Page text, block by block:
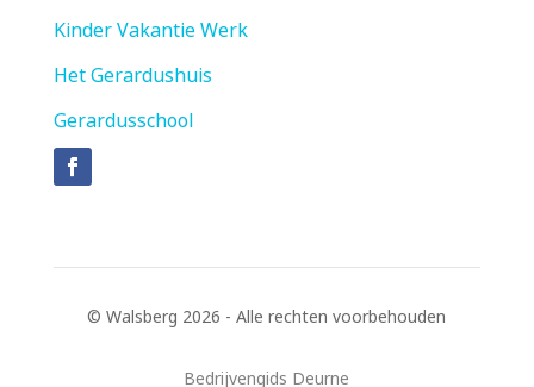
Kinder Vakantie Werk
Het Gerardushuis
Gerardusschool
© Walsberg 2026 - Alle rechten voorbehouden
Bedrijvengids Deurne